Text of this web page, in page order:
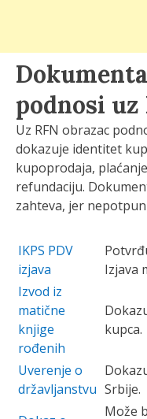
podnosi uz
Uz RFN obrazac
dokazuje identitet
kupoprodaja,
refundaciju.
zahteva, jer
IKPS PDV
izjava
Izjava
Izvod iz
matične
knjige
rođenih
kupca.
Uverenje o
državljanstvu Srbije.
Može